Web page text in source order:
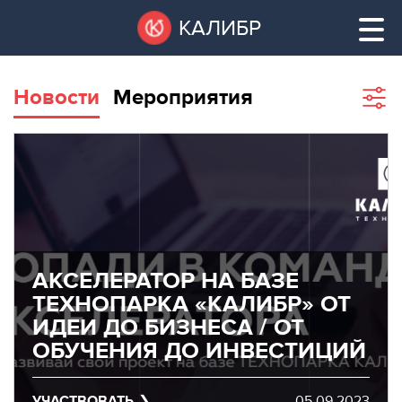
все
к
ТЕХНОПАРК
АРЕНДА ПОМЕЩЕНИЙ
КОНФЕРЕНЦ-ЗАЛЫ
НОВОСТИ
КАЛИБР
КОНФЕРЕНЦ-
ЗАЛЫ
НОВОСТИ
О
Новости Мероприятия
АКСЕЛЕРАТОР НА БАЗЕ
ТЕХНОПАРКА «КАЛИБР» ОТ
ИДЕИ ДО БИЗНЕСА / ОТ
ОБУЧЕНИЯ ДО ИНВЕСТИЦИЙ